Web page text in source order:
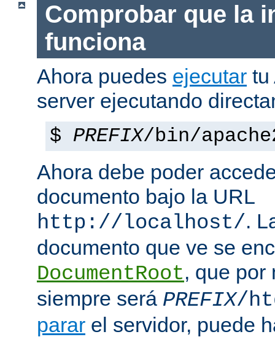
Comprobar que la
funciona
Ahora puedes ejecutar tu
server ejecutando
$ PREFIX/bin/
Ahora debe poder
documento bajo la URL
http://localhost/.
documento que ve se
DocumentRoot, que por
siempre será PREFIX/
parar el servidor, puede